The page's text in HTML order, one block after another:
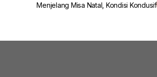
Menjelang Misa Natal, Kondisi Kondusif